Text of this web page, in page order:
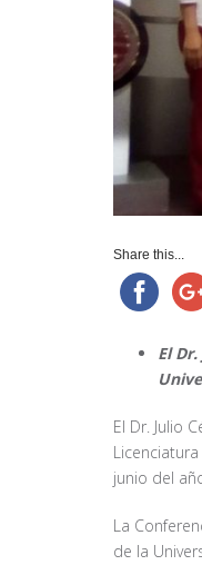
Share this...
El
El Dr. Julio
junio del
La
de la